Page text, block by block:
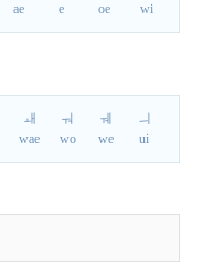
ae
e
oe
wi
ㅙ
wae
ㅝ
wo
ㅞ
we
ㅢ
ui